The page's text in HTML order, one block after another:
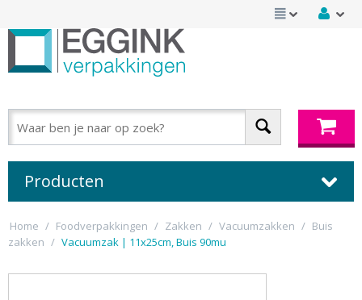
Producten
Home / Foodverpakkingen / Zakken / Vacuumzakken / Buis
zakken / Vacuumzak | 11x25cm, Buis 90mu